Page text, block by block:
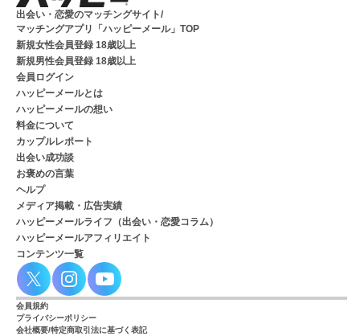
出会い・恋愛のマッチングサイト/
マッチングアプリ「ハッピーメール」TOP
新規女性会員登録 18歳以上
新規男性会員登録 18歳以上
会員ログイン
ハッピーメールとは
ハッピーメールの想い
料金について
カップルレポート
出会い成功談
お褒めの言葉
ヘルプ
メディア掲載・広告実績
ハッピーメールライフ（出会い・恋愛コラム）
ハッピーメールアフィリエイト
コンテンツ一覧
会員規約
プライバシーポリシー
会社概要/特定商取引法に基づく表記